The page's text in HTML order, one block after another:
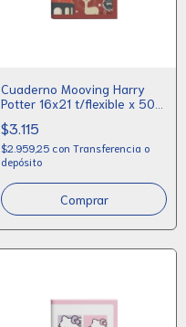
Cuaderno Mooving Harry
Potter 16x21 t/flexible x 50
$3.115
$2.959,25 con Transferencia o
depósito